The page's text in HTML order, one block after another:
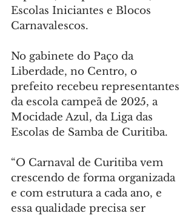
Escolas Iniciantes e Blocos
Carnavalescos.
No gabinete do Paço da
Liberdade, no Centro, o
prefeito recebeu representantes
da escola campeã de 2025, a
Mocidade Azul, da Liga das
Escolas de Samba de Curitiba.
“O Carnaval de Curitiba vem
crescendo de forma organizada
e com estrutura a cada ano, e
essa qualidade precisa ser